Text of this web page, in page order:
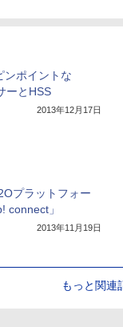
ンポイントな
ーとHSS
2013年12月17日
プラットフォー
connect」
2013年11月19日
もっと関連